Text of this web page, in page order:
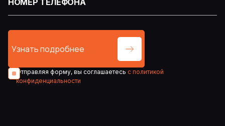
Отправляя форму, вы соглашаетесь с политикой
конфиденциальности